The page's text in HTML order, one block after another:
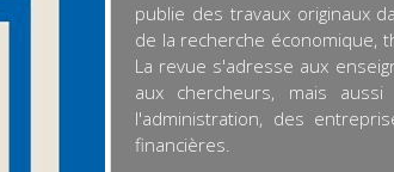
publie des travaux originaux
de la recherche économique,
La revue s'adresse aux
aux chercheurs, mais
l'administration, des
financières.